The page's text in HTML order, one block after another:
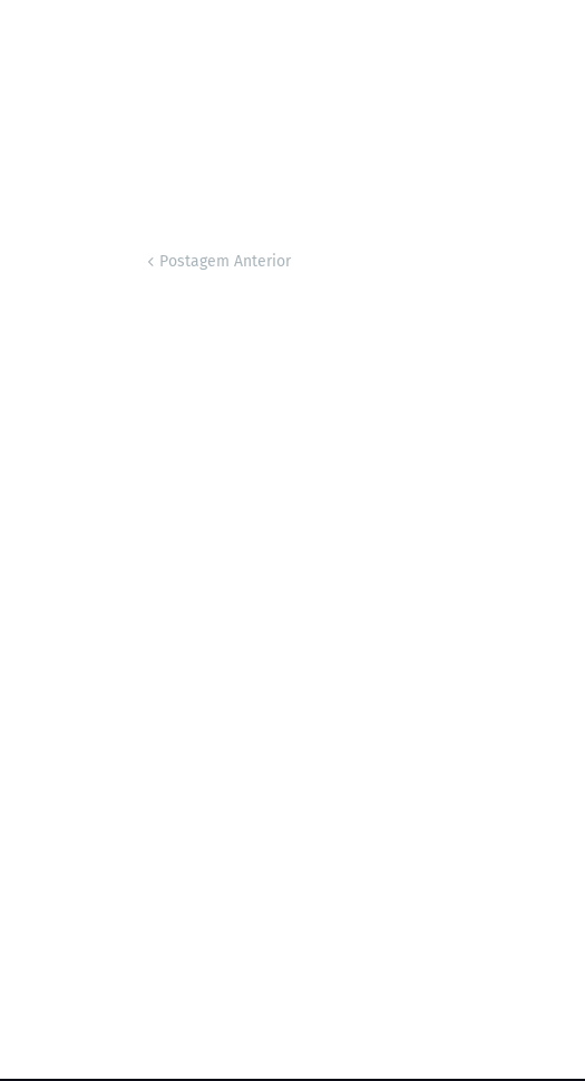
Postagem Anterior